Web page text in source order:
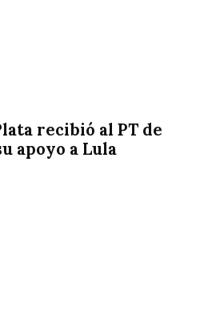
recibió al PT de
apoyo a Lula